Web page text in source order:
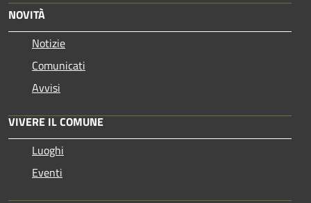
NOVITÀ
Notizie
Comunicati
Avvisi
VIVERE IL COMUNE
Luoghi
Eventi